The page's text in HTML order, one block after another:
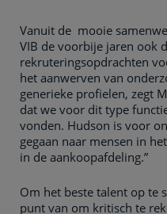
Vanuit de mooie
VIB de voorbije jaren ook
rekruteringsopdrachten
het aanwerven van
generieke profielen, zegt
dat we voor dit type
vonden. Hudson is voor
gegaan naar mensen in
in de aankoopafdeling.”
Om het beste talent op te
punt van om kritisch te